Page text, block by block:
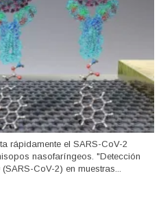
rápidamente el SARS-CoV-2
nasofaríngeos. "Detección
CoV-2) en muestras...